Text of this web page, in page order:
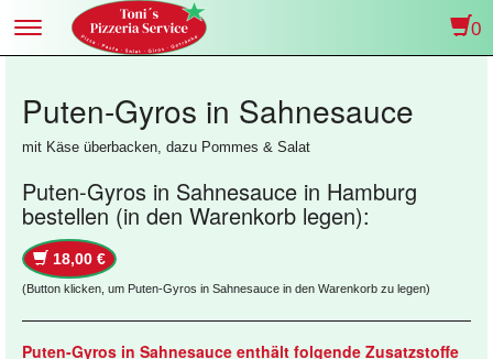
Toggle
navigation
0
Puten-Gyros in Sahnesauce
mit Käse überbacken, dazu Pommes & Salat
Puten-Gyros in Sahnesauce in Hamburg
bestellen (in den Warenkorb legen):
18,00 €
(Button klicken, um Puten-Gyros in Sahnesauce in den Warenkorb zu legen)
Puten-Gyros in Sahnesauce enthält folgende Zusatzstoffe